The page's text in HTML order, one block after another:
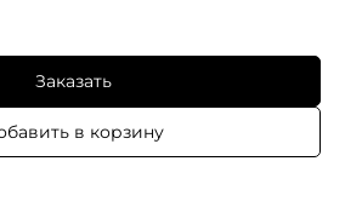
Заказать
в корзину